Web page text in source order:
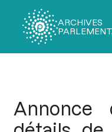
ARCHIVES
Annonce